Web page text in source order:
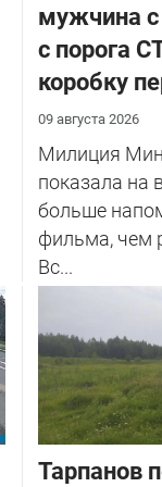
мужчина с
с порога
коробку
09 августа 2026
Милиция
показала на
больше
фильма, чем
Вс...
Тарпанов